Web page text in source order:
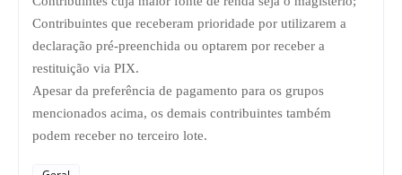
Contribuintes que receberam prioridade por utilizarem a
declaração pré-preenchida ou optarem por receber a
restituição via PIX.
Apesar da preferência de pagamento para os grupos
mencionados acima, os demais contribuintes também
podem receber no terceiro lote.